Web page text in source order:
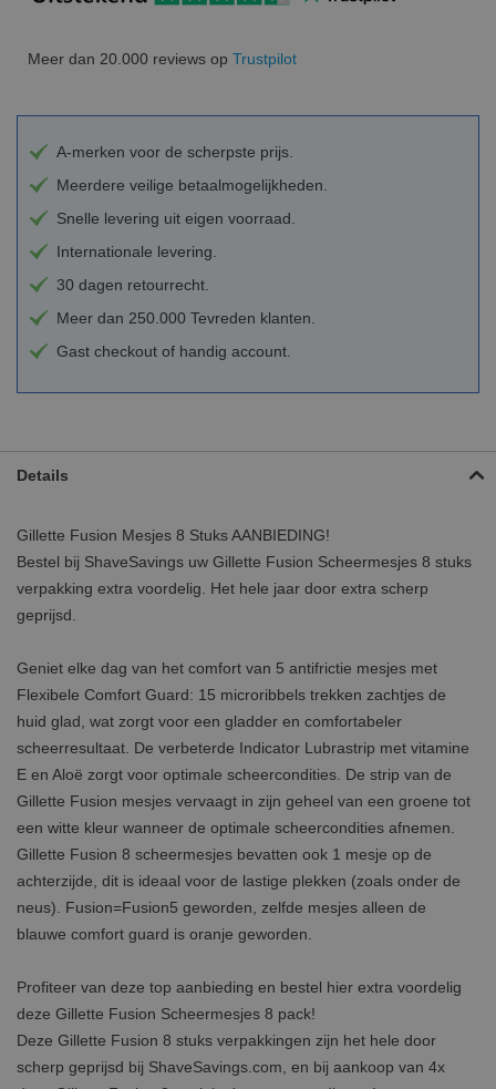
Meer dan 20.000 reviews op Trustpilot
A-merken voor de scherpste prijs.
Meerdere veilige betaalmogelijkheden.
Snelle levering uit eigen voorraad.
Internationale levering.
30 dagen retourrecht.
Meer dan 250.000 Tevreden klanten.
Gast checkout of handig account.
Details
Gillette Fusion Mesjes 8 Stuks AANBIEDING!
Bestel bij ShaveSavings uw Gillette Fusion Scheermesjes 8 stuks
verpakking extra voordelig. Het hele jaar door extra scherp
geprijsd.
Geniet elke dag van het comfort van 5 antifrictie mesjes met
Flexibele Comfort Guard: 15 microribbels trekken zachtjes de
huid glad, wat zorgt voor een gladder en comfortabeler
scheerresultaat. De verbeterde Indicator Lubrastrip met vitamine
E en Aloë zorgt voor optimale scheercondities. De strip van de
Gillette Fusion mesjes vervaagt in zijn geheel van een groene tot
een witte kleur wanneer de optimale scheercondities afnemen.
Gillette Fusion 8 scheermesjes bevatten ook 1 mesje op de
achterzijde, dit is ideaal voor de lastige plekken (zoals onder de
neus). Fusion=Fusion5 geworden, zelfde mesjes alleen de
blauwe comfort guard is oranje geworden.
Profiteer van deze top aanbieding en bestel hier extra voordelig
deze Gillette Fusion Scheermesjes 8 pack!
Deze Gillette Fusion 8 stuks verpakkingen zijn het hele door
scherp geprijsd bij ShaveSavings.com, en bij aankoop van 4x